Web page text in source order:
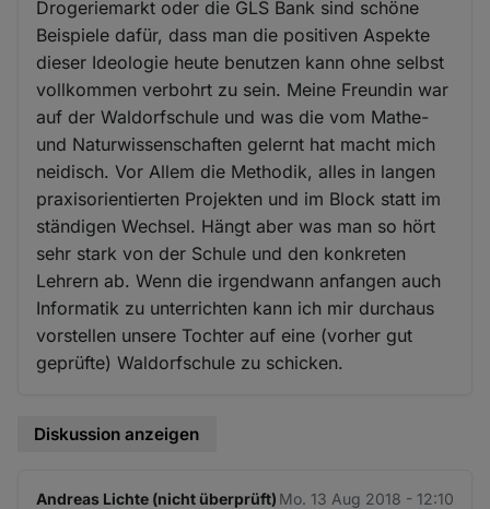
Drogeriemarkt oder die GLS Bank sind schöne
Beispiele dafür, dass man die positiven Aspekte
dieser Ideologie heute benutzen kann ohne selbst
vollkommen verbohrt zu sein. Meine Freundin war
auf der Waldorfschule und was die vom Mathe-
und Naturwissenschaften gelernt hat macht mich
neidisch. Vor Allem die Methodik, alles in langen
praxisorientierten Projekten und im Block statt im
ständigen Wechsel. Hängt aber was man so hört
sehr stark von der Schule und den konkreten
Lehrern ab. Wenn die irgendwann anfangen auch
Informatik zu unterrichten kann ich mir durchaus
vorstellen unsere Tochter auf eine (vorher gut
geprüfte) Waldorfschule zu schicken.
Diskussion anzeigen
Andreas Lichte (nicht überprüft) Mo. 13 Aug 2018 - 12:10